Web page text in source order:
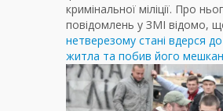
кримінальної міліції. Про
повідомлень у ЗМІ відомо,
нетверезому стані вдерся
житла та побив його